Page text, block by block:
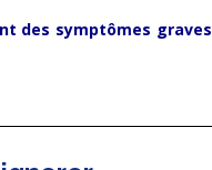
des symptômes graves